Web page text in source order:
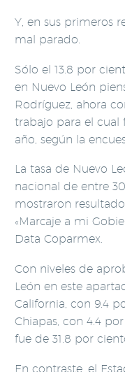
Y, en sus primeros
mal parado.
Sólo el 13.8 por
en Nuevo León
Rodríguez, ahora
trabajo para el cual
año, según la
La tasa de Nuevo
nacional de entre
mostraron
«Marcaje a mi
Data Coparmex.
Con niveles de
León en este
California, con 9.4
Chiapas, con 4.4
fue de 31.8 por
En contraste, el